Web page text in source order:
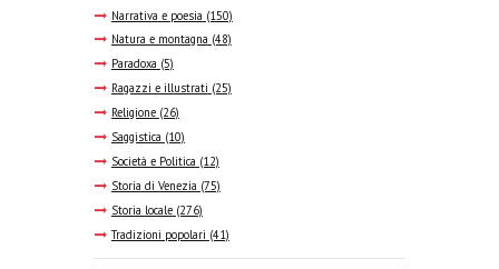
Narrativa e poesia (150)
Natura e montagna (48)
Paradoxa (5)
Ragazzi e illustrati (25)
Religione (26)
Saggistica (10)
Società e Politica (12)
Storia di Venezia (75)
Storia locale (276)
Tradizioni popolari (41)